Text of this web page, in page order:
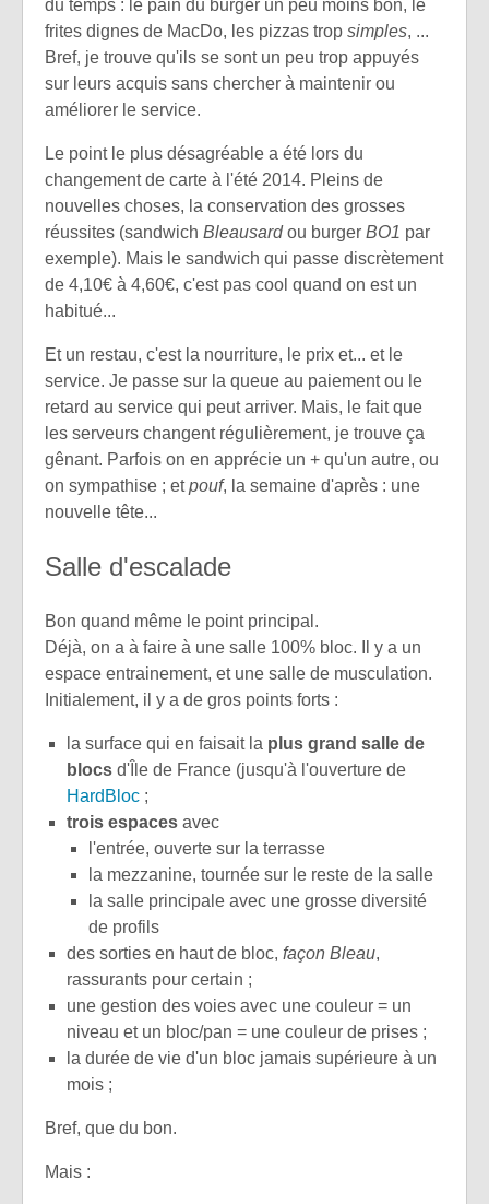
du temps : le pain du burger un peu moins bon, le
frites dignes de MacDo, les pizzas trop simples, ...
Bref, je trouve qu'ils se sont un peu trop appuyés
sur leurs acquis sans chercher à maintenir ou
améliorer le service.
Le point le plus désagréable a été lors du
changement de carte à l'été 2014. Pleins de
nouvelles choses, la conservation des grosses
réussites (sandwich Bleausardou burger BO1 par
exemple). Mais le sandwich qui passe discrètement
de 4,10€ à 4,60€, c'est pas cool quand on est un
habitué...
Et un restau, c'est la nourriture, le prix et... et le
service. Je passe sur la queue au paiement ou le
retard au service qui peut arriver. Mais, le fait que
les serveurs changent régulièrement, je trouve ça
gênant. Parfois on en apprécie un + qu'un autre, ou
on sympathise ; etpouf, la semaine d'après : une
nouvelle tête...
Salle d'escalade
Bon quand même le point principal.
Déjà, on a à faire à une salle 100% bloc. Il y a un
espace entrainement, et une salle de musculation.
Initialement, il y a de gros points forts :
la surface qui en faisait la plus grand salle de
blocs d'Île de France (jusqu'à l'ouverture de
HardBloc ;
trois espaces avec
l'entrée, ouverte sur la terrasse
la mezzanine, tournée sur le reste de la salle
la salle principale avec une grosse diversité
de profils
des sorties en haut de bloc, façon Bleau,
rassurants pour certain ;
une gestion des voies avec une couleur = un
niveau et un bloc/pan = une couleur de prises ;
la durée de vie d'un bloc jamais supérieure à un
mois ;
Bref, que du bon.
Mais :